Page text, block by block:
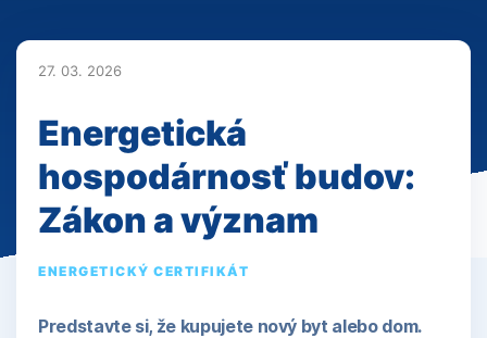
27. 03. 2026
Energetická
hospodárnosť budov:
Zákon a význam
ENERGETICKÝ CERTIFIKÁT
Predstavte si, že kupujete nový byt alebo dom.